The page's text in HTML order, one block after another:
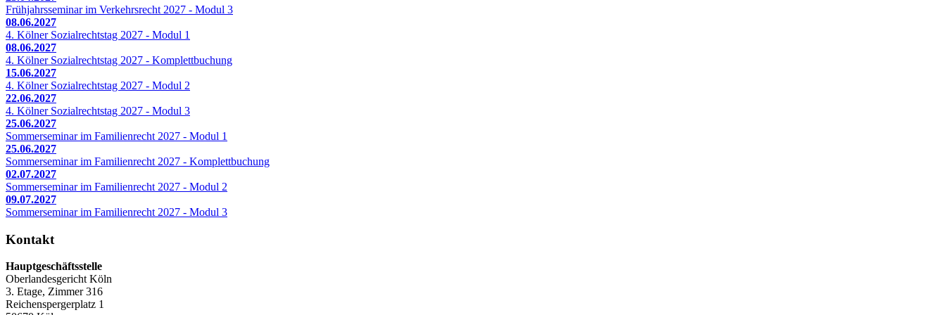
Frühjahrsseminar im Verkehrsrecht 2027 - Modul 3
08.06.2027
4. Kölner Sozialrechtstag 2027 - Modul 1
08.06.2027
4. Kölner Sozialrechtstag 2027 - Komplettbuchung
15.06.2027
4. Kölner Sozialrechtstag 2027 - Modul 2
22.06.2027
4. Kölner Sozialrechtstag 2027 - Modul 3
25.06.2027
Sommerseminar im Familienrecht 2027 - Modul 1
25.06.2027
Sommerseminar im Familienrecht 2027 - Komplettbuchung
02.07.2027
Sommerseminar im Familienrecht 2027 - Modul 2
09.07.2027
Sommerseminar im Familienrecht 2027 - Modul 3
Kontakt
Hauptgeschäftsstelle
Oberlandesgericht Köln
3. Etage, Zimmer 316
Reichenspergerplatz 1